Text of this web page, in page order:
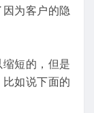
为客户的隐
短的，但是
如说下面的